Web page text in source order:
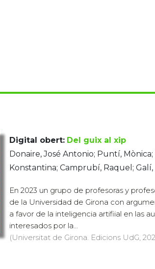
Digital obert: Del guix al xip
Donaire, José Antonio; Puntí, Mònica;
Konstantina; Camprubí, Raquel; Galí,
En 2023 un grupo de profesoras y
de la Universidad de Girona con
a favor de la inteligencia artifiial en las
interesados ​​por la...
(Universitat de Girona. Edicions UdG,